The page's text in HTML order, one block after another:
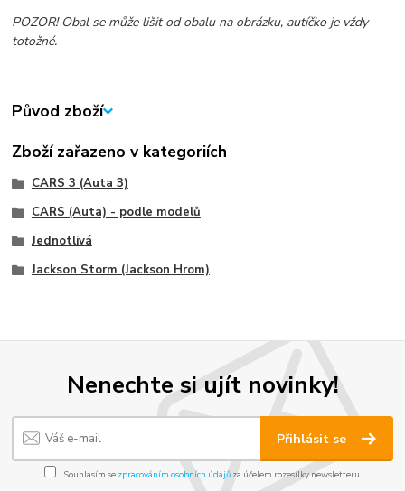
POZOR! Obal se může lišit od obalu na obrázku, autíčko je vždy
totožné.
Původ zboží
Zboží zařazeno v kategoriích
CARS 3 (Auta 3)
CARS (Auta) - podle modelů
Jednotlivá
Jackson Storm (Jackson Hrom)
Nenechte si ujít novinky!
Přihlásit se
Souhlasím se zpracováním osobních údajůza účelem rozesílky newsletteru.